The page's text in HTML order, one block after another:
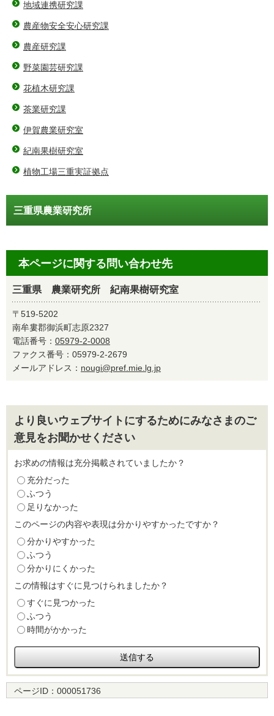
地域連携研究課
農産物安全安心研究課
農産研究課
野菜園芸研究課
花植木研究課
茶業研究課
伊賀農業研究室
紀南果樹研究室
植物工場三重実証拠点
三重県農業研究所
本ページに関する問い合わせ先
三重県 農業研究所 紀南果樹研究室
〒519-5202
南牟婁郡御浜町志原2327
電話番号： 05979-2-0008
ファクス番号：05979-2-2679
メールアドレス： nougi@pref.mie.lg.jp
より良いウェブサイトにするためにみなさまのご
意見をお聞かせください
お求めの情報は充分掲載されていましたか？
充分だった
ふつう
足りなかった
このページの内容や表現は分かりやすかったですか？
分かりやすかった
ふつう
分かりにくかった
この情報はすぐに見つけられましたか？
すぐに見つかった
ふつう
時間がかかった
ページID： 000051736